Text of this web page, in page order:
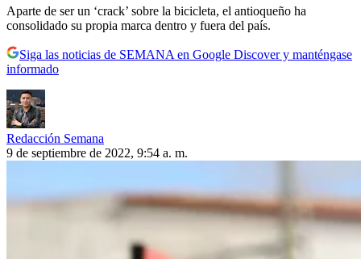
Aparte de ser un ‘crack’ sobre la bicicleta, el antioqueño ha
consolidado su propia marca dentro y fuera del país.
Siga las noticias de SEMANA en Google Discover y manténgase
informado
Redacción Semana
9 de septiembre de 2022, 9:54 a. m.